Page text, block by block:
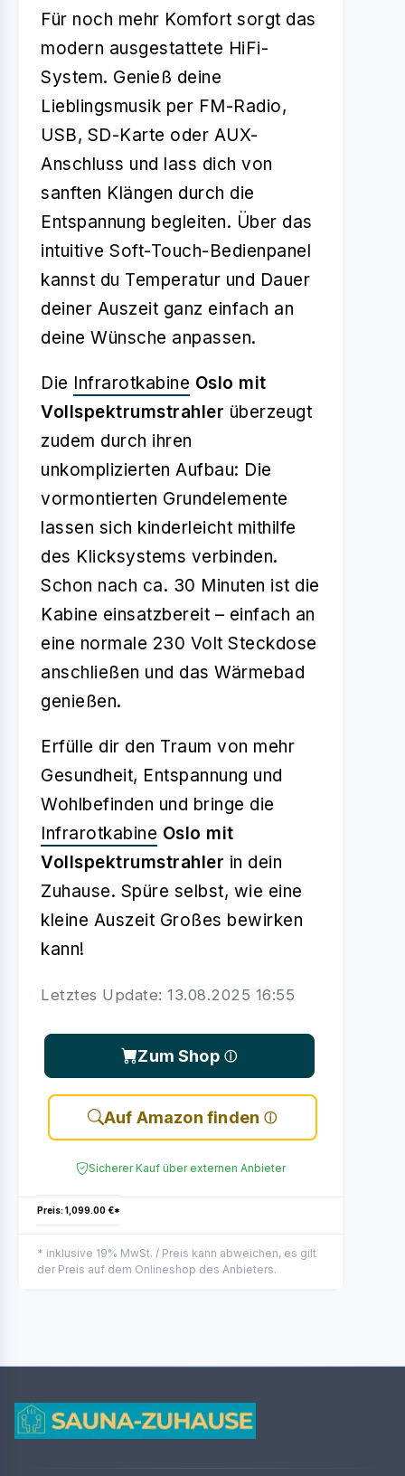
Für noch mehr Komfort sorgt das
modern ausgestattete HiFi-
System. Genieß deine
Lieblingsmusik per FM-Radio,
USB, SD-Karte oder AUX-
Anschluss und lass dich von
sanften Klängen durch die
Entspannung begleiten. Über das
intuitive Soft-Touch-Bedienpanel
kannst du Temperatur und Dauer
deiner Auszeit ganz einfach an
deine Wünsche anpassen.
Die Infrarotkabine Oslo mit
Vollspektrumstrahler überzeugt
zudem durch ihren
unkomplizierten Aufbau: Die
vormontierten Grundelemente
lassen sich kinderleicht mithilfe
des Klicksystems verbinden.
Schon nach ca. 30 Minuten ist die
Kabine einsatzbereit – einfach an
eine normale 230 Volt Steckdose
anschließen und das Wärmebad
genießen.
Erfülle dir den Traum von mehr
Gesundheit, Entspannung und
Wohlbefinden und bringe die
Infrarotkabine Oslo mit
Vollspektrumstrahler in dein
Zuhause. Spüre selbst, wie eine
kleine Auszeit Großes bewirken
kann!
Letztes Update: 13.08.2025 16:55
Zum Shop
Auf Amazon finden
Sicherer Kauf über externen Anbieter
Preis: 1,099.00 €*
* inklusive 19% MwSt. / Preis kann abweichen, es gilt
der Preis auf dem Onlineshop des Anbieters.